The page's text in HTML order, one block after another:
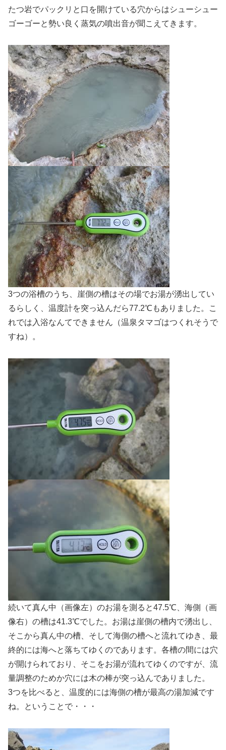
たつ岩でパックリと口を開けている穴からはシューシュー
ゴーゴーと勢い良く蒸気の噴出音が聞こえてきます。
3つの浴槽のうち、崖側の槽はその場でお湯が湧出してい
るらしく、温度計を突っ込んだら77.2℃もありました。こ
れでは入浴なんてできません（温泉タマゴはつくれそうで
すね）。
続いて真ん中（画像左）のお湯を測ると47.5℃、海側（画
像右）の槽は41.3℃でした。お湯は崖側の槽内で湧出し、
そこから真ん中の槽、そして海側の槽へと流れてゆき、最
終的には海へと落ちてゆくのであります。各槽の間には穴
が開けられており、そこをお湯が流れてゆくのですが、流
量調整のためか穴には木の棒が突っ込んでありました。
3つを比べると、温度的には海側の槽が最高の湯加減です
ね。ということで・・・